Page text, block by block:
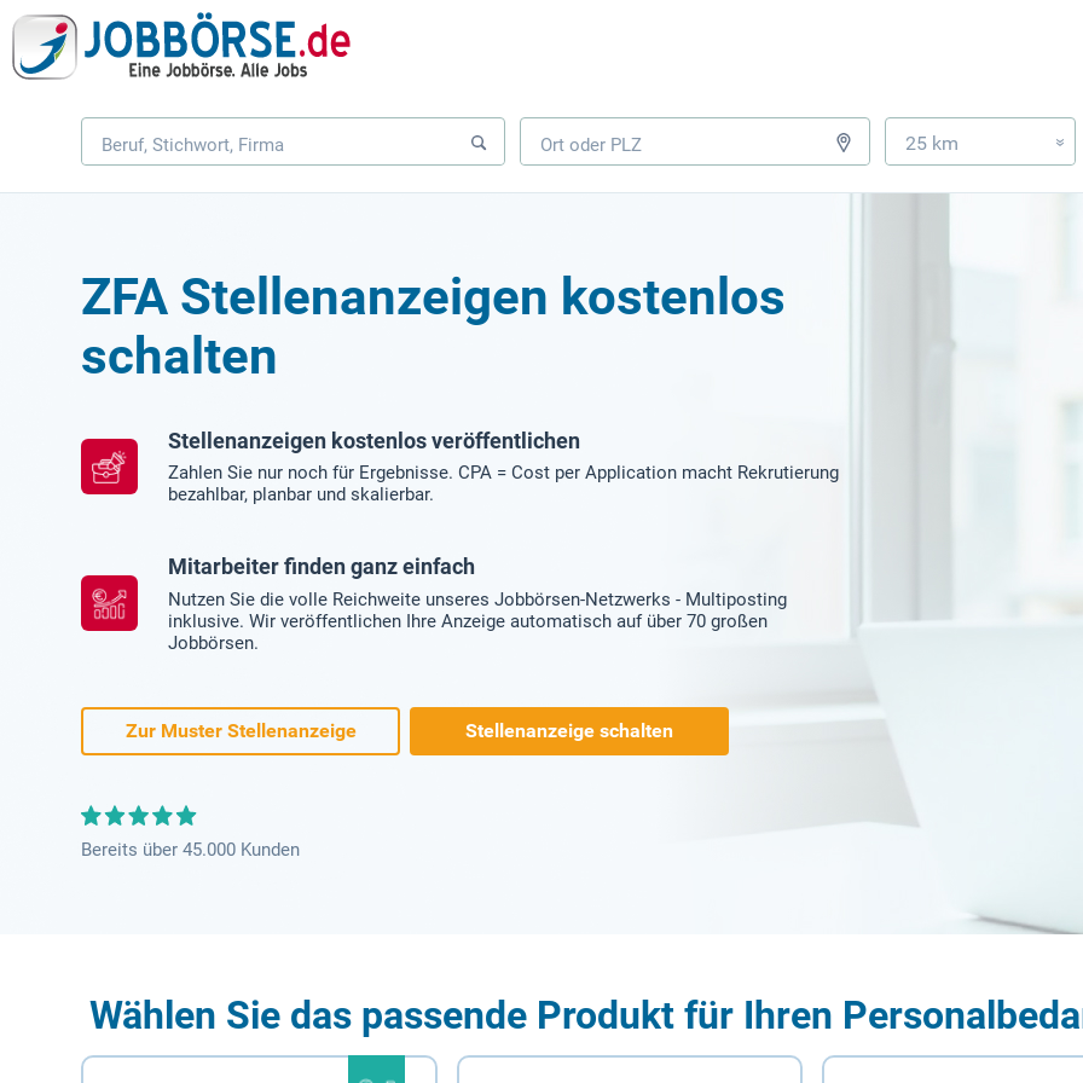
25 km »
ZFA Stellenanzeigen kostenlos
schalten
Stellenanzeigen kostenlos veröffentlichen
Zahlen Sie nur noch für Ergebnisse. CPA = Cost per Application macht Rekrutierung
bezahlbar, planbar und skalierbar.
Mitarbeiter finden ganz einfach
Nutzen Sie die volle Reichweite unseres Jobbörsen-Netzwerks - Multiposting
inklusive. Wir veröffentlichen Ihre Anzeige automatisch auf über 70 großen
Jobbörsen.
Zur Muster Stellenanzeige Stellenanzeige schalten
Bereits über 45.000 Kunden
Wählen Sie das passende Produkt für Ihren